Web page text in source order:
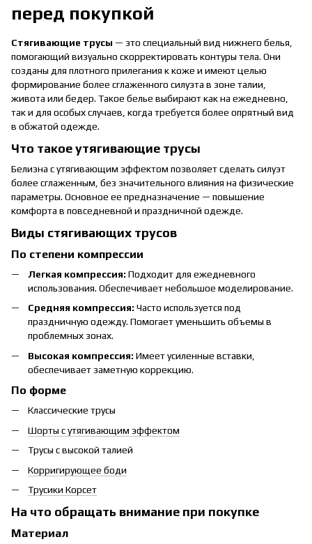
перед покупкой
Стягивающие трусы — это специальный вид нижнего белья,
помогающий визуально скорректировать контуры тела. Они
созданы для плотного прилегания к коже и имеют целью
формирование более сглаженного силуэта в зоне талии,
живота или бедер. Такое белье выбирают как на ежедневно,
так и для особых случаев, когда требуется более опрятный вид
в обжатой одежде.
Что такое утягивающие трусы
Белизна с утягивающим эффектом позволяет сделать силуэт
более сглаженным, без значительного влияния на физические
параметры. Основное ее предназначение — повышение
комфорта в повседневной и праздничной одежде.
Виды стягивающих трусов
По степени компрессии
Легкая компрессия: Подходит для ежедневного
использования. Обеспечивает небольшое моделирование.
Средняя компрессия: Часто используется под
праздничную одежду. Помогает уменьшить объемы в
проблемных зонах.
Высокая компрессия: Имеет усиленные вставки,
обеспечивает заметную коррекцию.
По форме
Классические трусы
Шорты с утягивающим эффектом
Трусы с высокой талией
Корригирующее боди
Трусики Корсет
На что обращать внимание при покупке
Материал